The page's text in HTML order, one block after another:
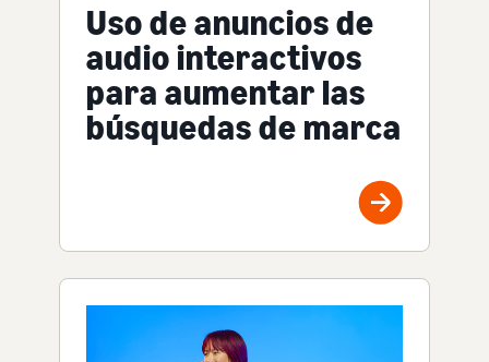
Uso de anuncios de
audio interactivos
para aumentar las
búsquedas de marca